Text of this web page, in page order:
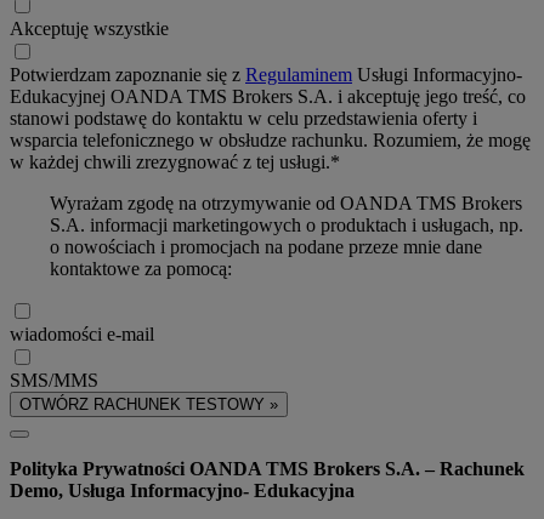
Akceptuję wszystkie
Potwierdzam zapoznanie się z Regulaminem Usługi Informacyjno-
Edukacyjnej OANDA TMS Brokers S.A. i akceptuję jego treść, co
stanowi podstawę do kontaktu w celu przedstawienia oferty i
wsparcia telefonicznego w obsłudze rachunku. Rozumiem, że mogę
w każdej chwili zrezygnować z tej usługi.*
Wyrażam zgodę na otrzymywanie od OANDA TMS Brokers
S.A. informacji marketingowych o produktach i usługach, np.
o nowościach i promocjach na podane przeze mnie dane
kontaktowe za pomocą:
wiadomości e-mail
SMS/MMS
OTWÓRZ RACHUNEK TESTOWY »
Polityka Prywatności OANDA TMS Brokers S.A. – Rachunek
Demo, Usługa Informacyjno- Edukacyjna